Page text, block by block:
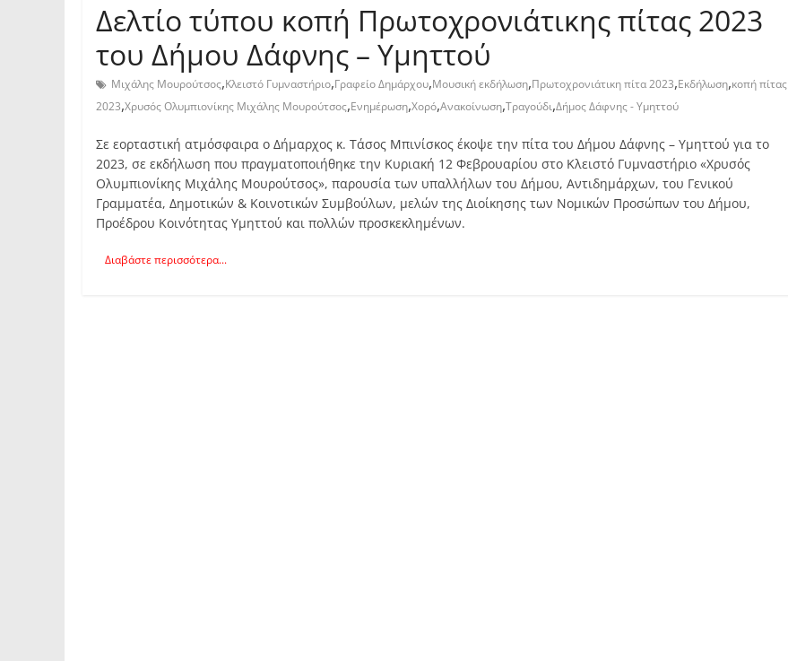
Δελτίο τύπου κοπή Πρωτοχρονιάτικης πίτας 2023
του Δήμου Δάφνης – Υμηττού
Μιχάλης Μουρούτσος,Κλειστό Γυμναστήριο,Γραφείο Δημάρχου,Μουσική εκδήλωση,Πρωτοχρονιάτικη πίτα 2023,Εκδήλωση,κοπή πίτας
2023,Χρυσός Ολυμπιονίκης Μιχάλης Μουρούτσος,Ενημέρωση,Χορό,Ανακοίνωση,Τραγούδι,Δήμος Δάφνης - Υμηττού
Σε εορταστική ατμόσφαιρα ο Δήμαρχος κ. Τάσος Μπινίσκος έκοψε την πίτα του Δήμου Δάφνης – Υμηττού για το
2023, σε εκδήλωση που πραγματοποιήθηκε την Κυριακή 12 Φεβρουαρίου στο Κλειστό Γυμναστήριο «Χρυσός
Ολυμπιονίκης Μιχάλης Μουρούτσος», παρουσία των υπαλλήλων του Δήμου, Αντιδημάρχων, του Γενικού
Γραμματέα, Δημοτικών & Κοινοτικών Συμβούλων, μελών της Διοίκησης των Νομικών Προσώπων του Δήμου,
Προέδρου Κοινότητας Υμηττού και πολλών προσκεκλημένων.
Διαβάστε περισσότερα...